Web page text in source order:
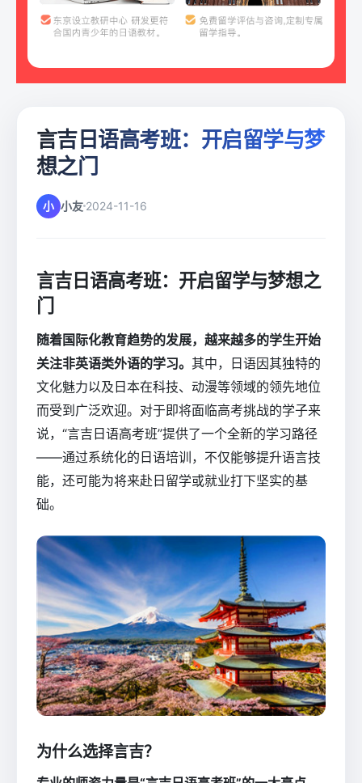
言吉日语高考班：开启留学与梦
想之门
小 小友 2024-11-16
言吉日语高考班：开启留学与梦想之
门
随着国际化教育趋势的发展，越来越多的学生开始
关注非英语类外语的学习。 其中，日语因其独特的
文化魅力以及日本在科技、动漫等领域的领先地位
而受到广泛欢迎。对于即将面临高考挑战的学子来
说，“言吉日语高考班”提供了一个全新的学习路径
——通过系统化的日语培训，不仅能够提升语言技
能，还可能为将来赴日留学或就业打下坚实的基
础。
为什么选择言吉？